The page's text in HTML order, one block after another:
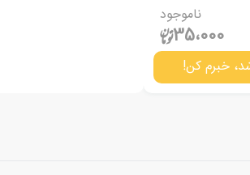
ناموجود
35،000
خبرم کن!